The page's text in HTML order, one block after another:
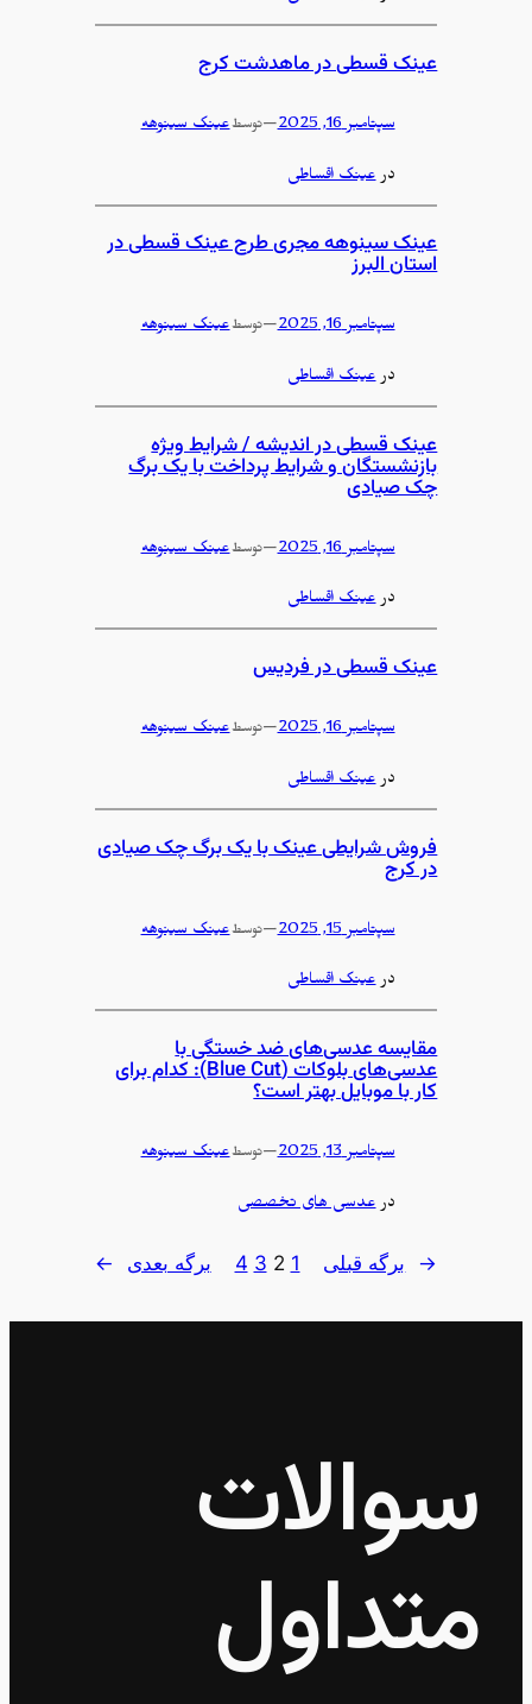
عینک قسطی در ماهدشت کرج
سپتامبر 16, 2025 —توسطعینک سینوهه
درعینک اقساطی
عینک سینوهه مجری طرح عینک قسطی در
استان البرز
سپتامبر 16, 2025 —توسطعینک سینوهه
درعینک اقساطی
عینک قسطی در اندیشه / شرایط ویژه
بازنشستگان و شرایط پرداخت با یک برگ
چک صیادی
سپتامبر 16, 2025 —توسطعینک سینوهه
درعینک اقساطی
عینک قسطی در فردیس
سپتامبر 16, 2025 —توسطعینک سینوهه
درعینک اقساطی
فروش شرایطی عینک با یک برگ چک صیادی
در کرج
سپتامبر 15, 2025 —توسطعینک سینوهه
درعینک اقساطی
مقایسه عدسی‌های ضد خستگی با
عدسی‌های بلوکات (Blue Cut): کدام برای
کار با موبایل بهتر است؟
سپتامبر 13, 2025 —توسطعینک سینوهه
درعدسی های تخصصی
← برگه قبلی 1
2
3
4 برگه بعدی →
سوالات
متداول